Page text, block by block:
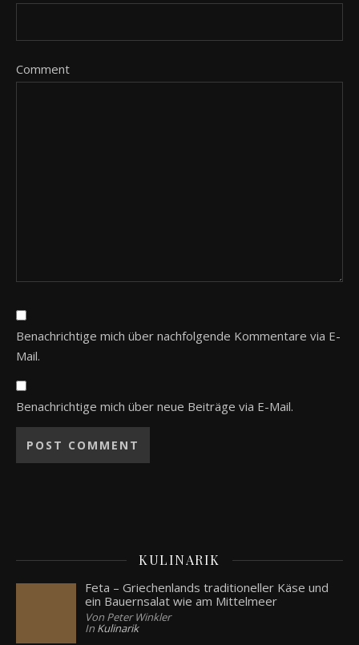
Comment
Benachrichtige mich über nachfolgende Kommentare via E-
Mail.
Benachrichtige mich über neue Beiträge via E-Mail.
KULINARIK
Feta – Griechenlands traditioneller Käse und
ein Bauernsalat wie am Mittelmeer
Von Peter Winkler
In Kulinarik